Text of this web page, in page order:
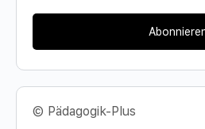
© Pädagogik-Plus